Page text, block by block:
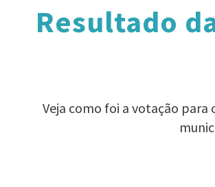
Resultado
Veja como foi a votação para